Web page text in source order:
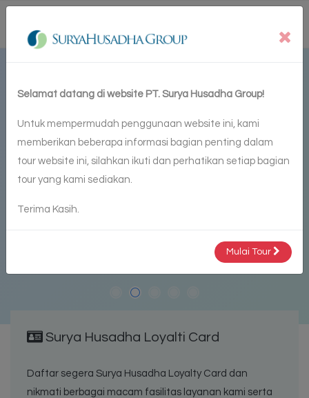
Surya Husadha Loyalti Card
Daftar segera Surya Husadha Loyalty Card dan
nikmati berbagai macam fasilitas layanan kami serta
Selamat datang di website PT. Surya Husadha Group!
Untuk mempermudah penggunaan website ini, kami
memberikan beberapa informasi bagian penting dalam
tour website ini, silahkan ikuti dan perhatikan setiap bagian
tour yang kami sediakan.
Terima Kasih.
Mulai Tour